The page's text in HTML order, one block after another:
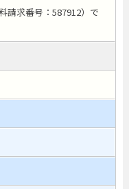
請求番号：587912）で